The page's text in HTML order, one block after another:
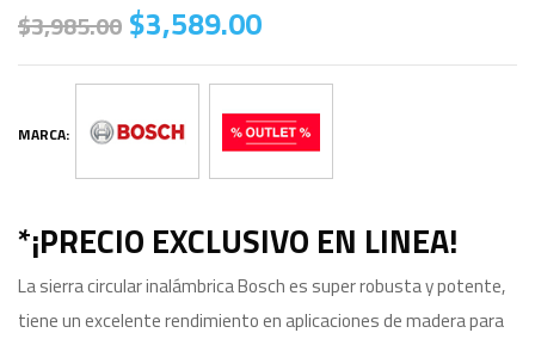
$3,985.00 $3,589.00
MARCA:
*¡PRECIO EXCLUSIVO EN LINEA!
La sierra circular inalámbrica Bosch es super robusta y potente,
tiene un excelente rendimiento en aplicaciones de madera para